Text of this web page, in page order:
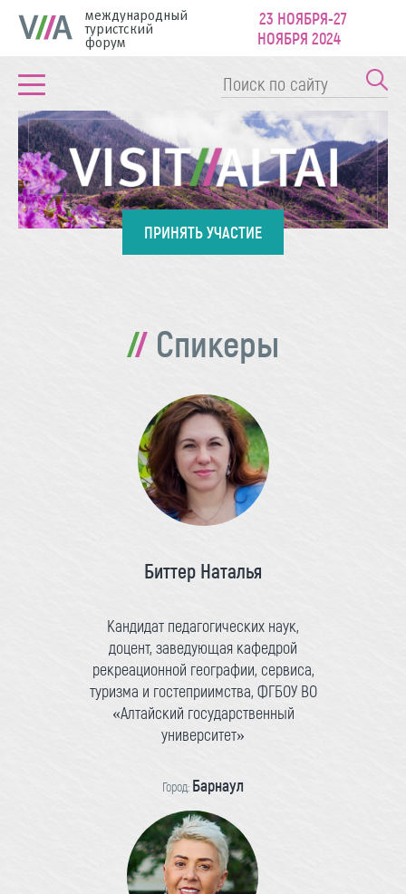
международный
туристский
форум
23 НОЯБРЯ-27
НОЯБРЯ 2024
ПРИНЯТЬ УЧАСТИЕ
Спикеры
Биттер Наталья
Кандидат педагогических наук,
доцент, заведующая кафедрой
рекреационной географии, сервиса,
туризма и гостеприимства, ФГБОУ ВО
«Алтайский государственный
университет»
Город: Барнаул